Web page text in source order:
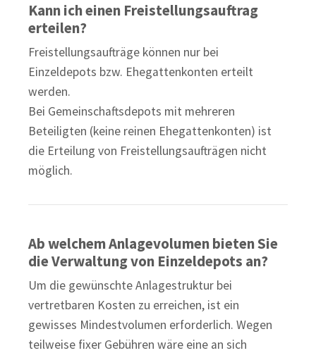
Kann ich einen Freistellungsauftrag
erteilen?
Freistellungsaufträge können nur bei
Einzeldepots bzw. Ehegattenkonten erteilt
werden.
Bei Gemeinschaftsdepots mit mehreren
Beteiligten (keine reinen Ehegattenkonten) ist
die Erteilung von Freistellungsaufträgen nicht
möglich.
Ab welchem Anlagevolumen bieten Sie
die Verwaltung von Einzeldepots an?
Um die gewünschte Anlagestruktur bei
vertretbaren Kosten zu erreichen, ist ein
gewisses Mindestvolumen erforderlich. Wegen
teilweise fixer Gebühren wäre eine an sich